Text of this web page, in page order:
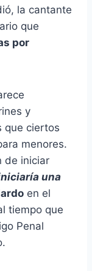
la cantante
que
por
y
que ciertos
menores.
de iniciar
una
en el
tiempo que
Penal